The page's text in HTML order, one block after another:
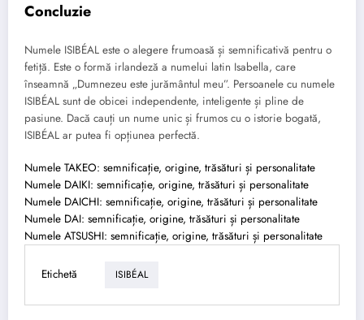
Concluzie
Numele ISIBÉAL este o alegere frumoasă și semnificativă pentru o
fetiță. Este o formă irlandeză a numelui latin Isabella, care
înseamnă „Dumnezeu este jurământul meu”. Persoanele cu numele
ISIBÉAL sunt de obicei independente, inteligente și pline de
pasiune. Dacă cauți un nume unic și frumos cu o istorie bogată,
ISIBÉAL ar putea fi opțiunea perfectă.
Numele TAKEO: semnificație, origine, trăsături și personalitate
Numele DAIKI: semnificație, origine, trăsături și personalitate
Numele DAICHI: semnificație, origine, trăsături și personalitate
Numele DAI: semnificație, origine, trăsături și personalitate
Numele ATSUSHI: semnificație, origine, trăsături și personalitate
Etichetă ISIBÉAL